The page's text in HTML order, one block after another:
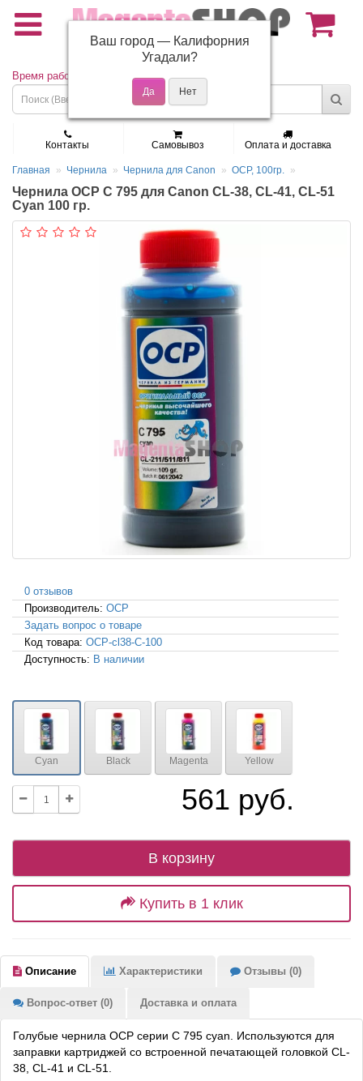
(495) 150-01-37
Время работы: Пн - Пт 9:30 - 19:00
Контакты Самовывоз Оплата и доставка
Главная Чернила Чернила для Canon OCP, 100гр.
Чернила OCP C 795 для Canon CL-38, CL-41, CL-51
Cyan 100 гр.
0 отзывов
Производитель: OCP
Задать вопрос о товаре
Код товара: OCP-cl38-C-100
Доступность: В наличии
Cyan Black Magenta Yellow
561 руб.
В корзину
Купить в 1 клик
Описание Характеристики Отзывы (0)
Вопрос-ответ (0) Доставка и оплата
Голубые чернила OCP серии C 795 cyan. Используются для
заправки картриджей со встроенной печатающей головкой CL-
38, CL-41 и CL-51.
Ваш город — Калифорния
Угадали?